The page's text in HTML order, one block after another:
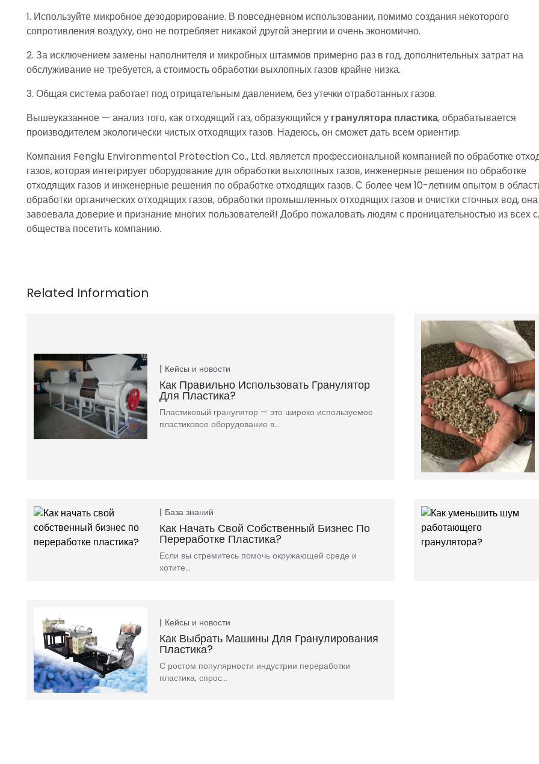
1. Используйте микробное дезодорирование. В повседневном использовании, помимо создания некоторого
сопротивления воздуху, оно не потребляет никакой другой энергии и очень экономично.
2. За исключением замены наполнителя и микробных штаммов примерно раз в год, дополнительных затрат на
обслуживание не требуется, а стоимость обработки выхлопных газов крайне низка.
3. Общая система работает под отрицательным давлением, без утечки отработанных газов.
Вышеуказанное — анализ того, как отходящий газ, образующийся у гранулятора пластика, обрабатывается
производителем экологически чистых отходящих газов. Надеюсь, он сможет дать всем ориентир.
Компания Fenglu Environmental Protection Co., Ltd. является профессиональной компанией по обработке
газов, которая интегрирует оборудование для обработки выхлопных газов, инженерные решения по обработке
отходящих газов и инженерные решения по обработке отходящих газов. С более чем 10-летним опытом в
обработки органических отходящих газов, обработки промышленных отходящих газов и очистки сточных вод, она
завоевала доверие и признание многих пользователей! Добро пожаловать людям с проницательностью из всех
общества посетить компанию.
Кейсы и новости
Как Правильно Использовать Гранулятор
Для Пластика?
Пластиковый гранулятор — это широко используемое
пластиковое оборудование в...
База знаний
Как Начать Свой Собственный Бизнес По
Переработке Пластика?
Если вы стремитесь помочь окружающей среде и
хотите…
Кейсы и новости
Как Выбрать Машины Для Гранулирования
Пластика?
С ростом популярности индустрии переработки
пластика, спрос…